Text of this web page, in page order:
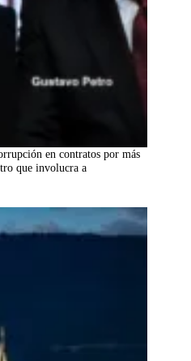
en contratos por más
que involucra a